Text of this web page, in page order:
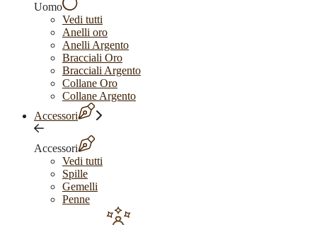
Uomo
Vedi tutti
Anelli oro
Anelli Argento
Bracciali Oro
Bracciali Argento
Collane Oro
Collane Argento
Accessori
Accessori
Vedi tutti
Spille
Gemelli
Penne